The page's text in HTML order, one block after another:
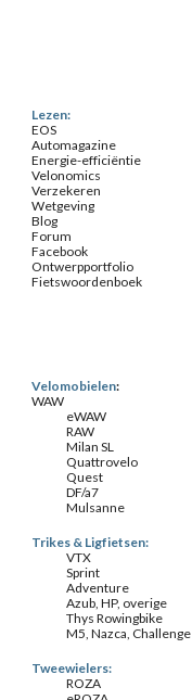
Lezen:
EOS
Automagazine
Energie-efficiëntie
Velonomics
Verzekeren
Wetgeving
Blog
Forum
Facebook
Ontwerpportfolio
Fietswoordenboek
Velomobielen:
WAW
eWAW
RAW
Milan SL
Quattrovelo
Quest
DF/a7
Mulsanne
Trikes & Ligfietsen:
VTX
Sprint
Adventure
Azub, HP, overige
Thys Rowingbike
M5, Nazca, Challenge
Tweewielers:
ROZA